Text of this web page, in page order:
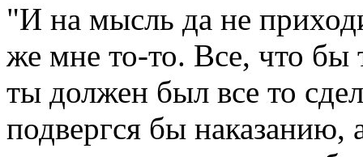
"И на мысль да не
же мне то-то. Все, что
ты должен был все то
подвергся бы наказанию,